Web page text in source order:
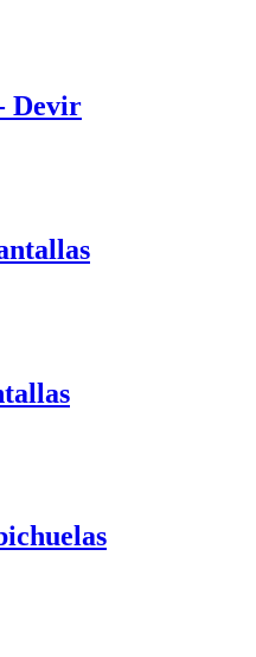
Devir